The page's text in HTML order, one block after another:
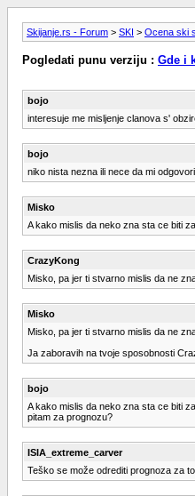
Skijanje.rs - Forum > SKI > Ocena ski
Pogledati punu verziju : Gde i
bojo
interesuje me misljenje clanova s'
bojo
niko nista nezna ili nece da mi
Misko
A kako mislis da neko zna sta ce biti
CrazyKong
Misko, pa jer ti stvarno mislis da ne
Misko
Misko, pa jer ti stvarno mislis da ne
Ja zaboravih na tvoje sposobnosti
bojo
A kako mislis da neko zna sta ce biti
pitam za prognozu?
ISIA_extreme_carver
Teško se može odrediti prognoza za